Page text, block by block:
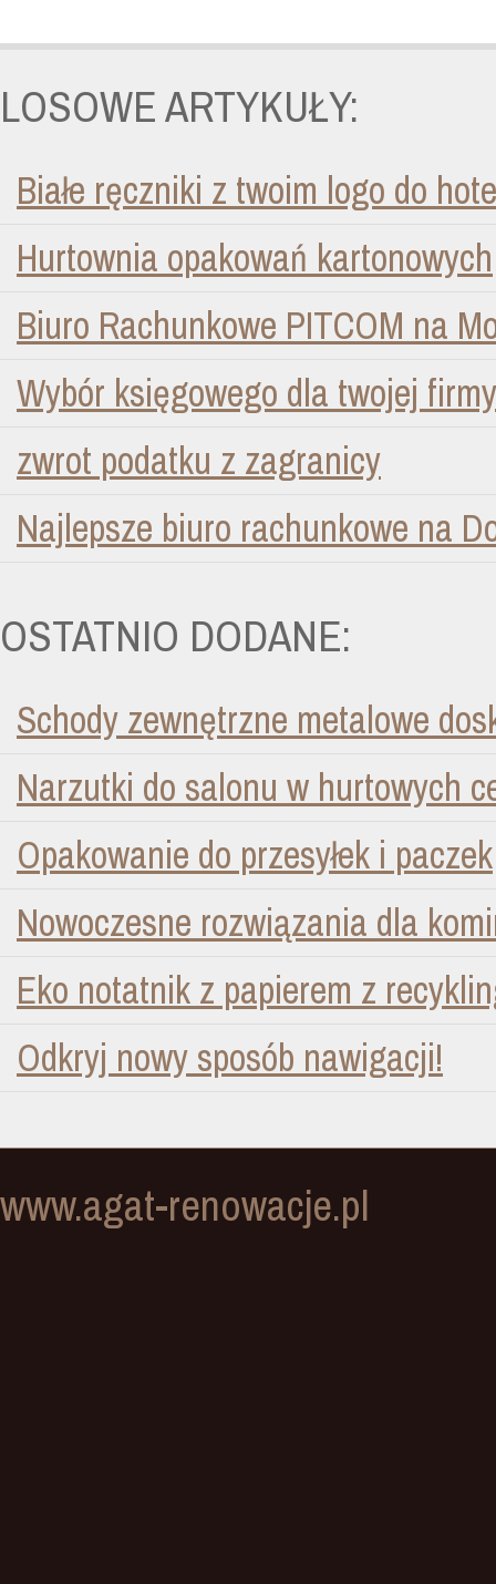
LOSOWE ARTYKUŁY:
Białe ręczniki z twoim logo do
Hurtownia opakowań kartonowych
Biuro Rachunkowe PITCOM na
Wybór księgowego dla twojej
zwrot podatku z zagranicy
Najlepsze biuro rachunkowe na
OSTATNIO DODANE:
Schody zewnętrzne metalowe
Narzutki do salonu w hurtowych
Opakowanie do przesyłek i paczek
Nowoczesne rozwiązania dla
Eko notatnik z papierem z
Odkryj nowy sposób nawigacji!
www.agat-renowacje.pl